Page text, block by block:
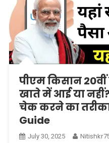
पीएम किसान
खाते में आई या
चेक करने का
Guide
July 30, 2025